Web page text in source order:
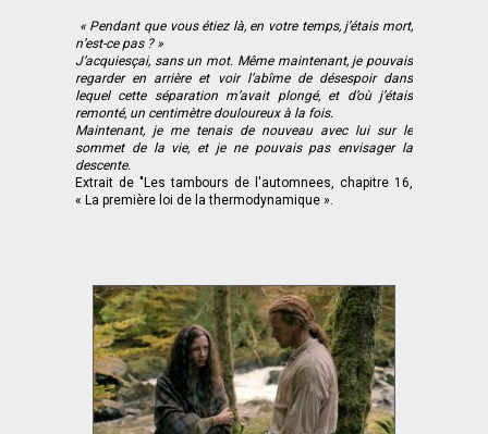
« Pendant que vous étiez là, en votre temps, j’étais mort,
n’est-ce pas ? »
J’acquiesçai, sans un mot. Même maintenant, je pouvais
regarder en arrière et voir l’abîme de désespoir dans
lequel cette séparation m’avait plongé, et d’où j’étais
remonté, un centimètre douloureux à la fois.
Maintenant, je me tenais de nouveau avec lui sur le
sommet de la vie, et je ne pouvais pas envisager la
descente.
Extrait de "Les tambours de l'automnees, chapitre 16,
« La première loi de la thermodynamique ».